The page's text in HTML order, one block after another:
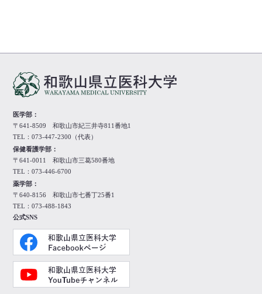
医学部：
〒641-8509 和歌山市紀三井寺811番地1
TEL：073-447-2300（代表）
保健看護学部：
〒641-0011 和歌山市三葛580番地
TEL：073-446-6700
薬学部：
〒640-8156 和歌山市七番丁25番1
TEL：073-488-1843
公式SNS